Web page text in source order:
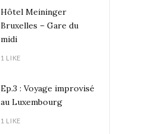
Hôtel Meininger
Bruxelles – Gare du
midi
1 LIKE
Ep.3 : Voyage improvisé
au Luxembourg
1 LIKE